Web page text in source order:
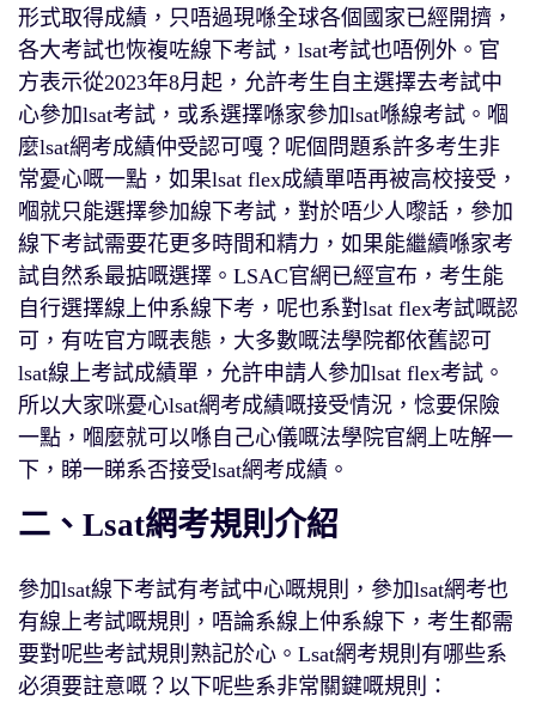
形式取得成績，只唔過現喺全球各個國家已經開擠，
各大考試也恢複咗線下考試，lsat考試也唔例外。官
方表示從2023年8月起，允許考生自主選擇去考試中
心參加lsat考試，或系選擇喺家參加lsat喺線考試。嗰
麼lsat網考成績仲受認可嘎？呢個問題系許多考生非
常憂心嘅一點，如果lsat flex成績單唔再被高校接受，
嗰就只能選擇參加線下考試，對於唔少人嚟話，參加
線下考試需要花更多時間和精力，如果能繼續喺家考
試自然系最掂嘅選擇。LSAC官網已經宣布，考生能
自行選擇線上仲系線下考，呢也系對lsat flex考試嘅認
可，有咗官方嘅表態，大多數嘅法學院都依舊認可
lsat線上考試成績單，允許申請人參加lsat flex考試。
所以大家咪憂心lsat網考成績嘅接受情況，惗要保險
一點，嗰麼就可以喺自己心儀嘅法學院官網上咗解一
下，睇一睇系否接受lsat網考成績。
二、Lsat網考規則介紹
參加lsat線下考試有考試中心嘅規則，參加lsat網考也
有線上考試嘅規則，唔論系線上仲系線下，考生都需
要對呢些考試規則熟記於心。Lsat網考規則有哪些系
必須要註意嘅？以下呢些系非常關鍵嘅規則：